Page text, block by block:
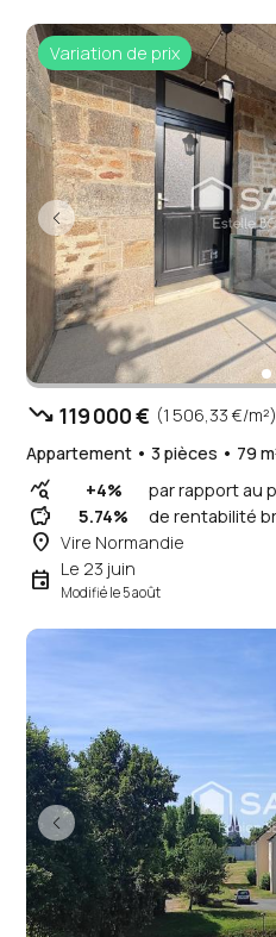
Variation de prix
trending_down 119 000 € (1 506,33 €/m²)
Appartement • 3 pièces • 79
query_stats +4% par rapport au
savings 5.74% de rentabilité
place Vire Normandie
event Le 23 juin
Modifié le 5 août